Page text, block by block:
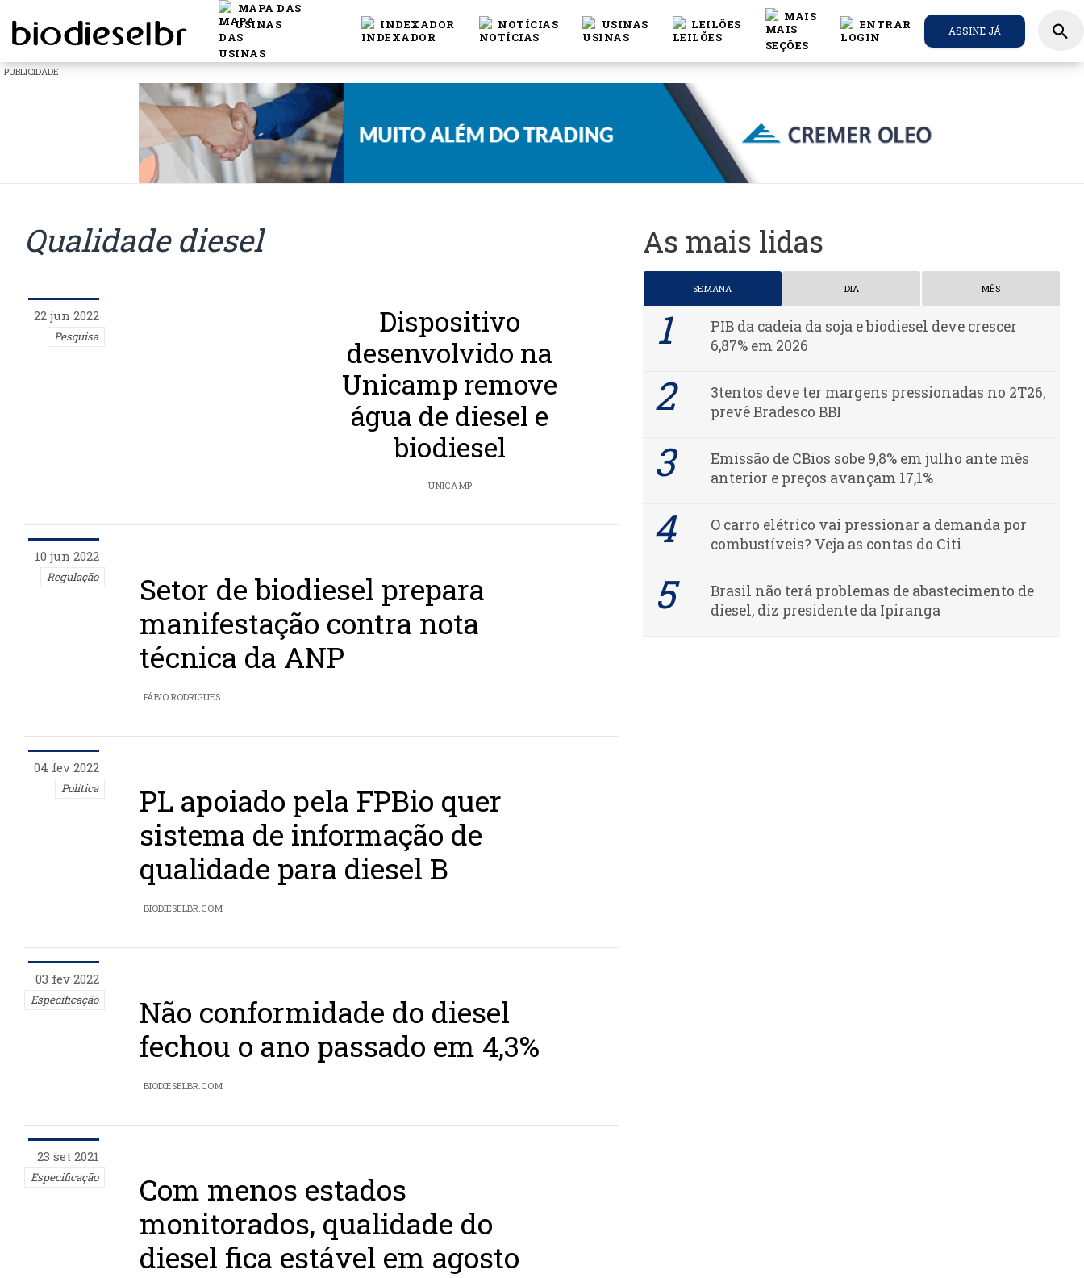
MAPA DAS
USINAS
INDEXADOR NOTÍCIAS USINAS LEILÕES
MAIS
ENTRAR ASSINE JÁ search
PUBLICIDADE
Qualidade diesel
22 jun 2022
Pesquisa
Dispositivo
desenvolvido na
Unicamp remove
água de diesel e
biodiesel
UNICAMP
10 jun 2022
Regulação
Setor de biodiesel prepara
manifestação contra nota
técnica da ANP
FÁBIO RODRIGUES
04 fev 2022
Política
PL apoiado pela FPBio quer
sistema de informação de
qualidade para diesel B
BIODIESELBR.COM
03 fev 2022
Especificação
Não conformidade do diesel
fechou o ano passado em 4,3%
BIODIESELBR.COM
23 set 2021
Especificação
Com menos estados
monitorados, qualidade do
diesel fica estável em agosto
As mais lidas
SEMANA DIA MÊS
PIB da cadeia da soja e biodiesel deve crescer
6,87% em 2026
3tentos deve ter margens pressionadas no 2T26,
prevê Bradesco BBI
Emissão de CBios sobe 9,8% em julho ante mês
anterior e preços avançam 17,1%
O carro elétrico vai pressionar a demanda por
combustíveis? Veja as contas do Citi
Brasil não terá problemas de abastecimento de
diesel, diz presidente da Ipiranga